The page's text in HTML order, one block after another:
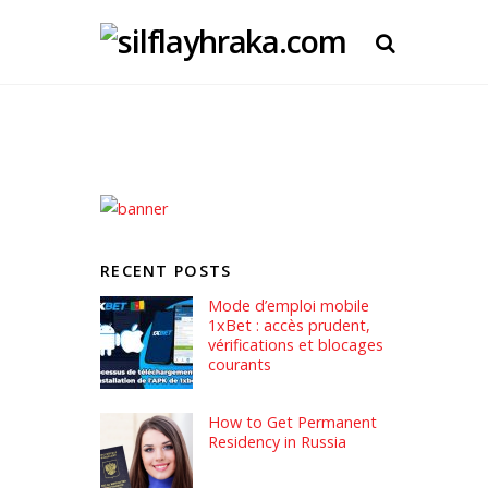
RECENT POSTS
Mode d’emploi mobile
1xBet : accès prudent,
vérifications et blocages
courants
How to Get Permanent
Residency in Russia